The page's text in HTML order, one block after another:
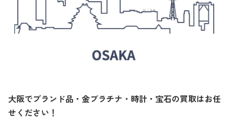
大阪でブランド品・金プラチナ・時計・宝石の買取はお任
せください！